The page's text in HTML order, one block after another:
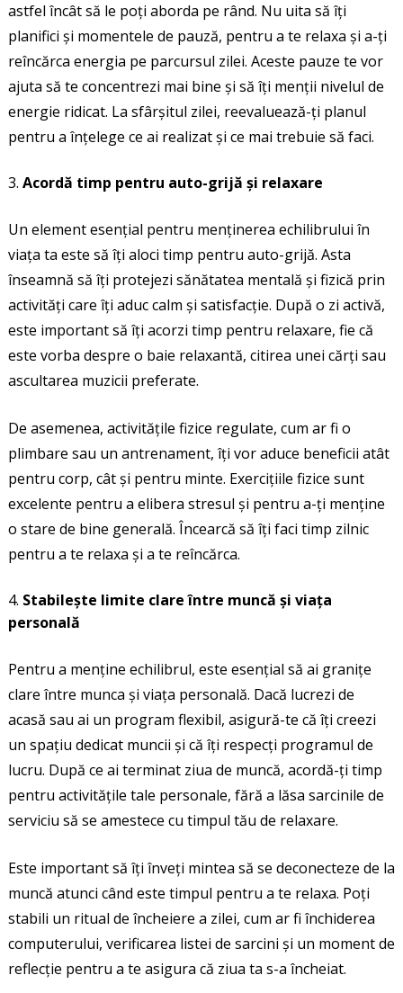
astfel încât să le poți aborda pe rând. Nu uita să îți
planifici și momentele de pauză, pentru a te relaxa și a-ți
reîncărca energia pe parcursul zilei. Aceste pauze te vor
ajuta să te concentrezi mai bine și să îți menții nivelul de
energie ridicat. La sfârșitul zilei, reevaluează-ți planul
pentru a înțelege ce ai realizat și ce mai trebuie să faci.
Acordă timp pentru auto-grijă și relaxare
Un element esențial pentru menținerea echilibrului în
viața ta este să îți aloci timp pentru auto-grijă. Asta
înseamnă să îți protejezi sănătatea mentală și fizică prin
activități care îți aduc calm și satisfacție. După o zi activă,
este important să îți acorzi timp pentru relaxare, fie că
este vorba despre o baie relaxantă, citirea unei cărți sau
ascultarea muzicii preferate.
De asemenea, activitățile fizice regulate, cum ar fi o
plimbare sau un antrenament, îți vor aduce beneficii atât
pentru corp, cât și pentru minte. Exercițiile fizice sunt
excelente pentru a elibera stresul și pentru a-ți menține
o stare de bine generală. Încearcă să îți faci timp zilnic
pentru a te relaxa și a te reîncărca.
Stabilește limite clare între muncă și viața
personală
Pentru a menține echilibrul, este esențial să ai granițe
clare între munca și viața personală. Dacă lucrezi de
acasă sau ai un program flexibil, asigură-te că îți creezi
un spațiu dedicat muncii și că îți respecți programul de
lucru. După ce ai terminat ziua de muncă, acordă-ți timp
pentru activitățile tale personale, fără a lăsa sarcinile de
serviciu să se amestece cu timpul tău de relaxare.
Este important să îți înveți mintea să se deconecteze de la
muncă atunci când este timpul pentru a te relaxa. Poți
stabili un ritual de încheiere a zilei, cum ar fi închiderea
computerului, verificarea listei de sarcini și un moment de
reflecție pentru a te asigura că ziua ta s-a încheiat.